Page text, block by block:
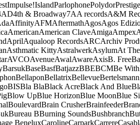
Impulse!IslandParlophonePolydorPrestige
4th & Broadway7AA recordsA&M
AffinityAFMAftermathAgosAgos
AmericanAmerican ClaveAmigaAmpex
AprilAqualoop RecordsARCArchiv
Asthmatic KittyAstralwerkAsylumAt
AVCOAvenueAwalAwareAxisB. Free
BarsukBaseBasfBatjazzBBEBCMBe With
BellaponBellatrixBellevueBertelsmann
BISBla BlaBlack AcreBlack And Blue
Blow UpBlue HorizonBlue MoonBlue
BoulevardBrain CrusherBrainfeeder
Bureau BBurning SoundsBushbranch
BeneluxCarolineCarparkCarrere